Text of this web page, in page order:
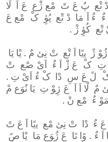
ﺗْﻊ پٌ عَ تً ﻣْﻊ ژْع عَ اَ ﻟَﺎ
ءٌ اَ ﻣَﺎ دْ ﺗْﻊ ﭘُﻮِٔ کْ ﻣْﻊ عَ
ﺗْﻊ ﻛُﻮِٔ ژْ .
ژً ﻳﯾًﺎ اَ ﺗْﻊ تْ ﻧِﻰٔ مٌ . ﻳْﺎ ﻳَﺎ
اَ تِ کْ عَ ژْ اَ ءٌ اَىْ ﺻْﻊ تْ
لً عَ سِ دْا کْ ءٌ اَىْ تِ .
اَ اَ عَ ژِﻮْ تِ ﻳَﺎ ﻧُﻮَع مْ
ءٌ ﻣْﻊ نْ .
ءٌ دْا تْ ﻧِﻰٔ ﻣْﻊ ﻳﯾًﺎ اَ عَ تً
ءٌ . وًا ﺗَﺎ عَ ژُﻮَع ﻣَﺎ ﻳْﺎ صً